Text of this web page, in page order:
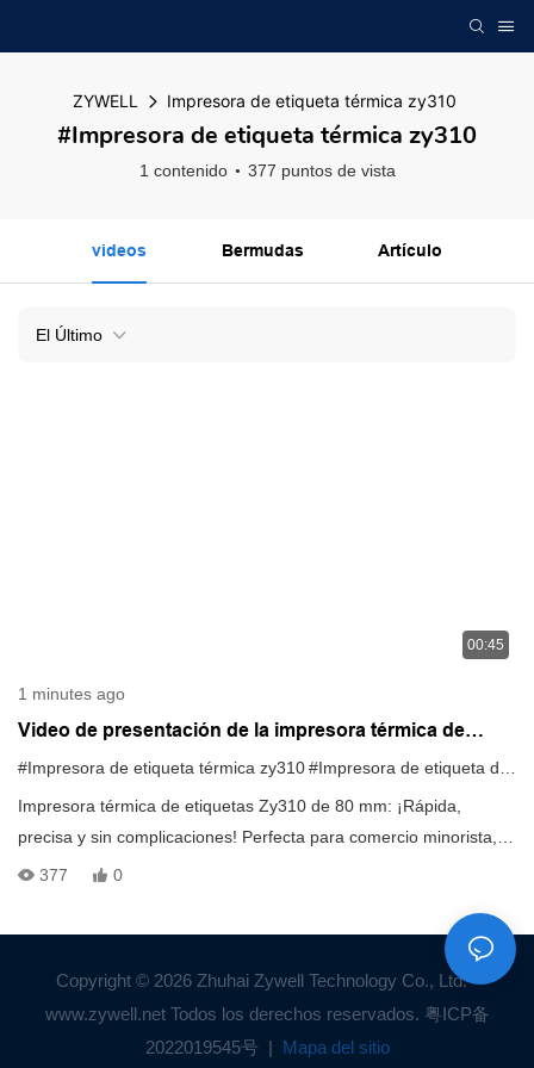
ZYWELL Impresora de etiqueta térmica zy310
#Impresora de etiqueta térmica zy310
1 contenido 377 puntos de vista
videos Bermudas Artículo
El Último
00:45
1 minutes ago
Video de presentación de la impresora térmica de
etiquetas Zy310 de 80 mm
#Impresora de etiqueta térmica zy310#Impresora de etiqueta de 80 mm
Impresora térmica de etiquetas Zy310 de 80 mm: ¡Rápida,
precisa y sin complicaciones! Perfecta para comercio minorista,
logística y etiquetado.
377 0
Copyright © 2026 Zhuhai Zywell Technology Co., Ltd. -
www.zywell.net Todos los derechos reservados. 粤ICP备
2022019545号 | Mapa del sitio